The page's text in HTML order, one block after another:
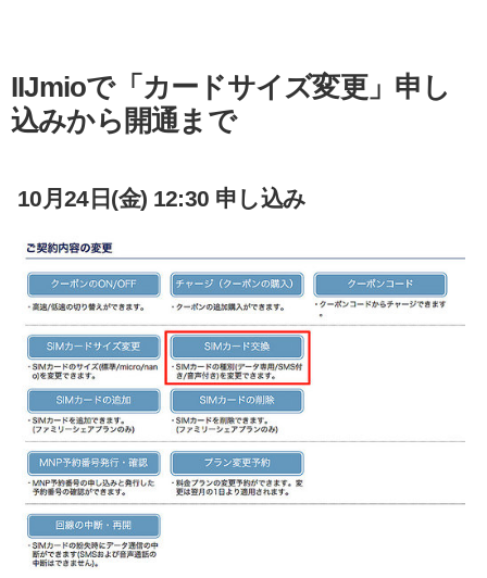
IIJmioで「カードサイズ変更」申し
込みから開通まで
10月24日(金) 12:30 申し込み